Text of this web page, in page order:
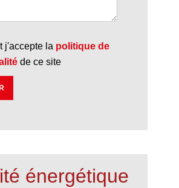
j'accepte la politique de
de ce site
énergétique